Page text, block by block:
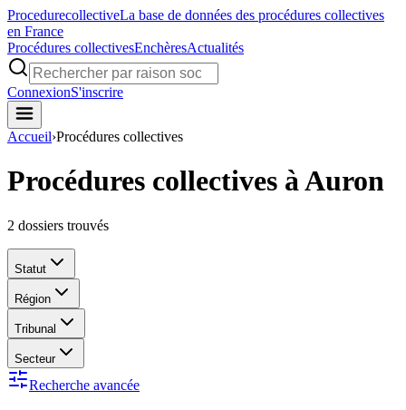
ProcedurecollectiveLa base de données des procédures collectives
en France
Procédures collectivesEnchèresActualités
ConnexionS'inscrire
Accueil›Procédures collectives
Procédures collectives à Auron
2 dossiers trouvés
Statut
Région
Tribunal
Secteur
Recherche avancée